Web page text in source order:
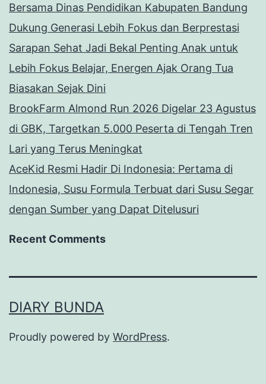
Bersama Dinas Pendidikan Kabupaten Bandung
Dukung Generasi Lebih Fokus dan Berprestasi
Sarapan Sehat Jadi Bekal Penting Anak untuk
Lebih Fokus Belajar, Energen Ajak Orang Tua
Biasakan Sejak Dini
BrookFarm Almond Run 2026 Digelar 23 Agustus
di GBK, Targetkan 5.000 Peserta di Tengah Tren
Lari yang Terus Meningkat
AceKid Resmi Hadir Di Indonesia: Pertama di
Indonesia, Susu Formula Terbuat dari Susu Segar
dengan Sumber yang Dapat Ditelusuri
Recent Comments
DIARY BUNDA
Proudly powered by WordPress.